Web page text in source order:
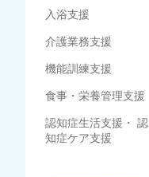
入浴支援
介護業務支援
機能訓練支援
食事・栄養管理支援
認知症生活支援・ 認
知症ケア支援